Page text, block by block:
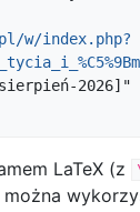
w/index.php?
LaTeX (z